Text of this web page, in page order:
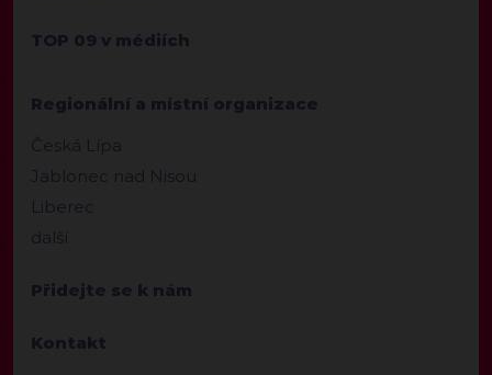
TOP 09 v médiích
Regionální a místní organizace
Česká Lípa
Jablonec nad Nisou
Liberec
další
Přidejte se k nám
Kontakt